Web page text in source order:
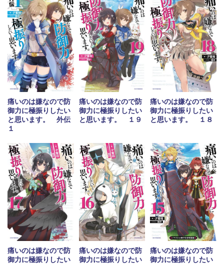
痛いのは嫌なので防
御力に極振りしたい
と思います。 外伝
１
痛いのは嫌なので防
御力に極振りしたい
と思います。 １９
痛いのは嫌なので防
御力に極振りしたい
と思います。 １８
痛いのは嫌なので防
御力に極振りしたい
痛いのは嫌なので防
御力に極振りしたい
痛いのは嫌なので防
御力に極振りしたい